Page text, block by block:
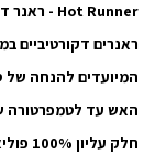
Hot Runner - ראנר דקורטיבי במיוחד המבודד חום.
ראנרים דקורטיביים
המיועדים להנחה של
האש עד לטמפרטורה של 180
חלק עליון 100% פוליאסטר חלק תחתון 100% גומי טבעי.